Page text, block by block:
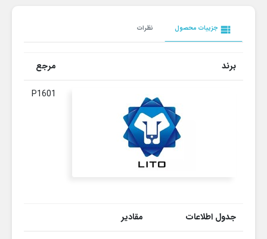
view_list جزییات محصول نظرات
برند مرجع
P1601
جدول اطلاعات مقادیر